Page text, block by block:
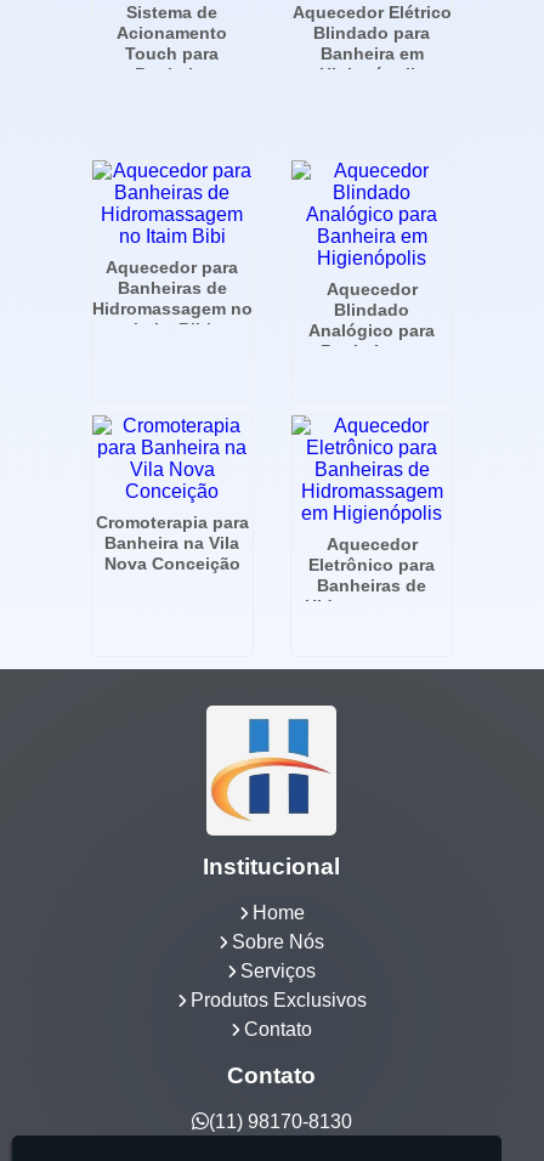
Sistema de
Acionamento
Touch para
Banheira
Aquecedor Elétrico
Blindado para
Banheira em
Higienópolis
Aquecedor para
Banheiras de
Hidromassagem no
Itaim Bibi
Aquecedor
Blindado
Analógico para
Banheira em
Cromoterapia para
Banheira na Vila
Nova Conceição
Aquecedor
Eletrônico para
Banheiras de
Hidromassagem
Institucional
Home
Sobre Nós
Serviços
Produtos Exclusivos
Contato
Contato
(11) 98170-8130